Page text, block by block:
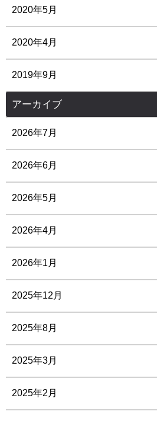
2020年5月
2020年4月
2019年9月
アーカイブ
2026年7月
2026年6月
2026年5月
2026年4月
2026年1月
2025年12月
2025年8月
2025年3月
2025年2月